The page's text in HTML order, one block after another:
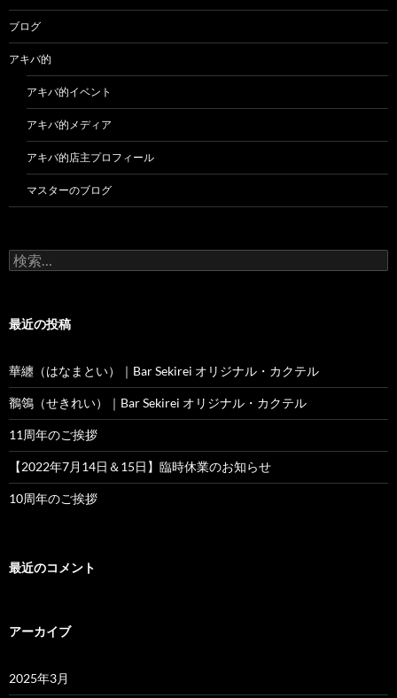
ブログ
アキバ的
アキバ的イベント
アキバ的メディア
アキバ的店主プロフィール
マスターのブログ
検
索:
最近の投稿
華纏（はなまとい）｜Bar Sekirei オリジナル・カクテル
鶺鴒（せきれい）｜Bar Sekirei オリジナル・カクテル
11周年のご挨拶
【2022年7月14日＆15日】臨時休業のお知らせ
10周年のご挨拶
最近のコメント
アーカイブ
2025年3月